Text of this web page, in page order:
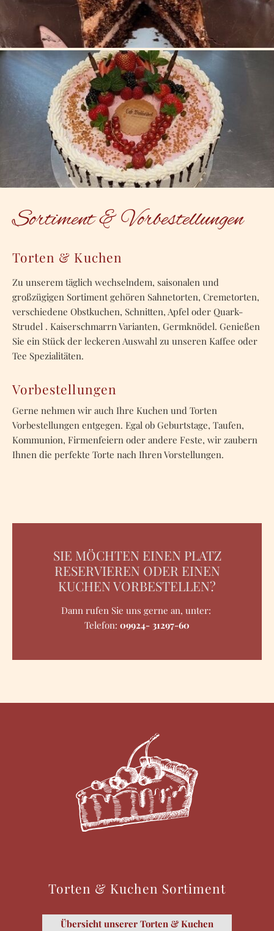
Sortiment & Vorbestellungen
Torten & Kuchen
Zu unserem täglich wechselndem, saisonalen und
großzügigen Sortiment gehören Sahnetorten, Cremetorten,
verschiedene Obstkuchen, Schnitten, Apfel oder Quark-
Strudel . Kaiserschmarrn Varianten, Germknödel. Genießen
Sie ein Stück der leckeren Auswahl zu unseren Kaffee oder
Tee Spezialitäten.
Vorbestellungen
Gerne nehmen wir auch Ihre Kuchen und Torten
Vorbestellungen entgegen. Egal ob Geburtstage, Taufen,
Kommunion, Firmenfeiern oder andere Feste, wir zaubern
Ihnen die perfekte Torte nach Ihren Vorstellungen.
SIE MÖCHTEN EINEN PLATZ
RESERVIEREN ODER EINEN
KUCHEN VORBESTELLEN?
Dann rufen Sie uns gerne an, unter:
Telefon: 09924- 31297-60
Torten & Kuchen Sortiment
Übersicht unserer Torten & Kuchen